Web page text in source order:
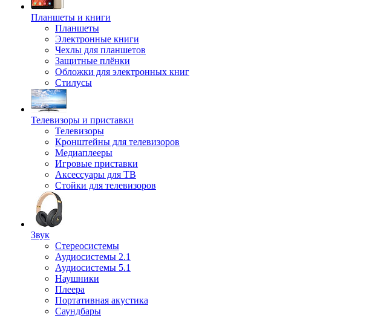
Планшеты и книги
Планшеты
Электронные книги
Чехлы для планшетов
Защитные плёнки
Обложки для электронных книг
Стилусы
Телевизоры и приставки
Телевизоры
Кронштейны для телевизоров
Медиаплееры
Игровые приставки
Аксессуары для ТВ
Стойки для телевизоров
Звук
Стереосистемы
Аудиосистемы 2.1
Аудиосистемы 5.1
Наушники
Плеера
Портативная акустика
Саундбары